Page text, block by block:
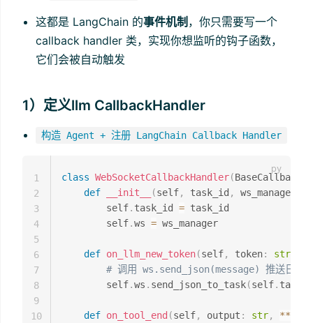
这都是 LangChain 的事件机制 ，你只需要写一个
callback handler 类，实现你想监听的钩子函数，
它们会被自动触发
1）定义llm CallbackHandler
构造 Agent + 注册 LangChain Callback Handler
class WebSocketCallbackHandler(
def
__init__ (self, task_id , ws_manager
        self
. task_id = task_id
        self
.ws = ws_manager
def on_llm_new_token(self, token: str
# 调用 ws.send_json(message) 推送日志
        self
.ws . send_json_to_task(self.
def on_tool_end (self, output : str, **
1
2
3
4
5
6
7
8
9
10